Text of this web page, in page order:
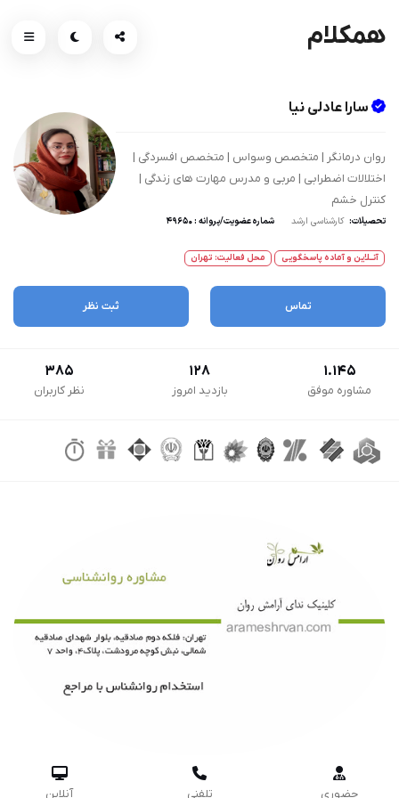
همکلام
سارا عادلی نیا
روان درمانگر | متخصص وسواس | متخصص افسردگی |
اختلالات اضطرابی | مربی و مدرس مهارت های زندگی |
کنترل خشم
تحصیلات: کارشناسی ارشد شماره عضویت/پروانه : ۴۹۶۵۰
آنــلاین و آماده پاسخگویی محل فعالیت: تهران
تماس ثبت نظر
1.145
مشاوره موفق
128
بازدید امروز
385
نظر کاربران

حضوری

تلفنی

آنلاین